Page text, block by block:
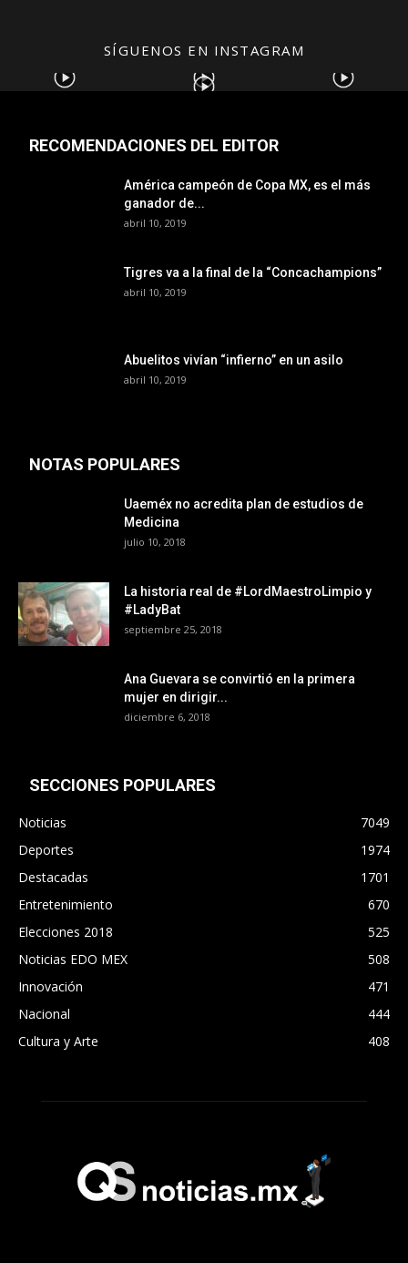
SÍGUENOS EN INSTAGRAM
RECOMENDACIONES DEL EDITOR
América campeón de Copa MX, es el más
ganador de...
abril 10, 2019
Tigres va a la final de la “Concachampions”
abril 10, 2019
Abuelitos vivían “infierno” en un asilo
abril 10, 2019
NOTAS POPULARES
Uaeméx no acredita plan de estudios de
Medicina
julio 10, 2018
La historia real de #LordMaestroLimpio y
#LadyBat
septiembre 25, 2018
Ana Guevara se convirtió en la primera
mujer en dirigir...
diciembre 6, 2018
SECCIONES POPULARES
Noticias
7049
Deportes
1974
Destacadas
1701
Entretenimiento
670
Elecciones 2018
525
Noticias EDO MEX
508
Innovación
471
Nacional
444
Cultura y Arte
408